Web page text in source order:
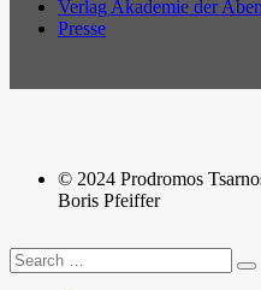
Verlag Akademie der
Presse
© 2024 Prodromos
Boris Pfeiffer